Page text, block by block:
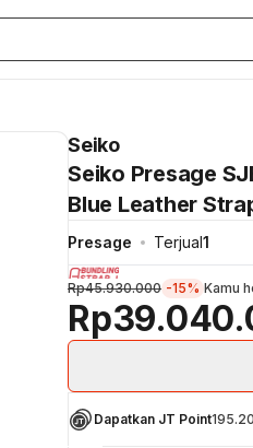
Seiko
Seiko Presage
Blue Leather
Presage Terjual1
Rp45.930.000 -15% Kamu
Dapatkan JT Point